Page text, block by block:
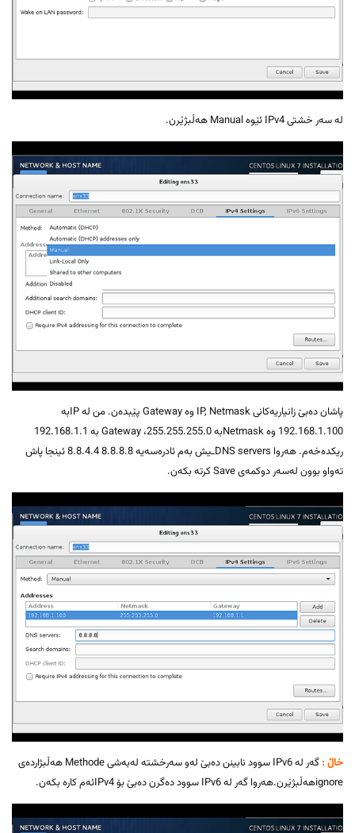
لە سەر خشتی IPv4 ئێوە Manual هەڵبژێرن.
پاشان دەبێ زانیاریەکانی IP, Netmask وە Gateway پێبدەن. من لە IPبە
192.168.1.100 وە Netmaskبە 255.255.255.0، Gateway بە 192.168.1.1
ریکدەخەم. هەروا DNS serversـیش بەم ئادرەسەیە 8.8.8.8 8.8.4.4 ئینجا پاش
تەواو بوون لەسەر دوکمەی Save کرتە بکەن.
خاڵ :
گەر لە IPv6 سوود نابینن دەبێ لەو سەرخشتە لەبەشی Methode هەڵبژاردەی
ignoreهەڵبژێرن.هەروا گەر لە IPv6 سوود دەگرن دەبێ بۆ IPv4ئەم کارە بکەن.